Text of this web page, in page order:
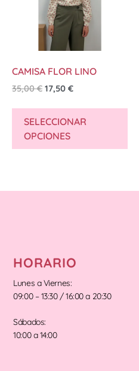
CAMISA FLOR LINO
35,00€ 17,50 €
SELECCIONAR
OPCIONES
HORARIO
Lunes a Viernes:
09:00 – 13:30 / 16:00 a 20:30
Sábados:
10:00 a 14:00